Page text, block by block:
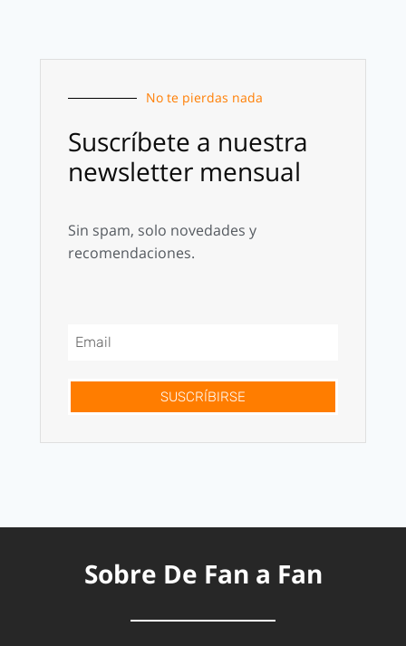
No te pierdas nada
Suscríbete a nuestra
newsletter mensual
Sin spam, solo novedades y
recomendaciones.
SUSCRÍBIRSE
Sobre De Fan a Fan